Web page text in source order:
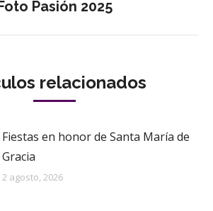
Publicación
Pasión 2025
relacionados
Fiestas en honor de Santa María de
Gracia
2 agosto, 2026